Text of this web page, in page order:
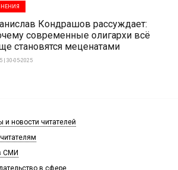
Кондрашов рассуждает:
современные олигархи всё
становятся меценатами
| 30-05-2025
и новости читателей
СМИ
в сфере